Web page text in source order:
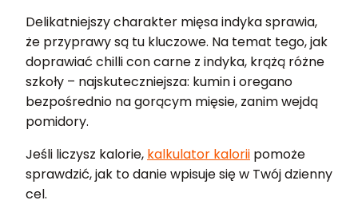
Delikatniejszy charakter mięsa indyka sprawia,
że przyprawy są tu kluczowe. Na temat tego, jak
doprawiać chilli con carne z indyka, krążą różne
szkoły – najskuteczniejsza: kumin i oregano
bezpośrednio na gorącym mięsie, zanim wejdą
pomidory.
Jeśli liczysz kalorie, kalkulator kalorii pomoże
sprawdzić, jak to danie wpisuje się w Twój dzienny
cel.